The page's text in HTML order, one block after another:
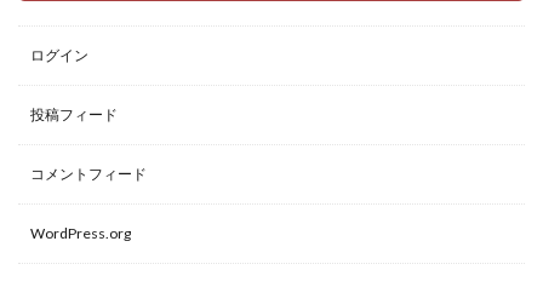
ログイン
投稿フィード
コメントフィード
WordPress.org